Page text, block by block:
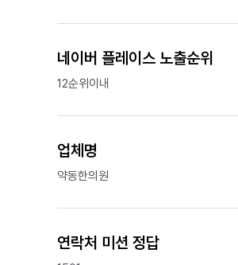
네이버 플레이스 노출순위
12순위이내
업체명
약동한의원
연락처 미션 정답